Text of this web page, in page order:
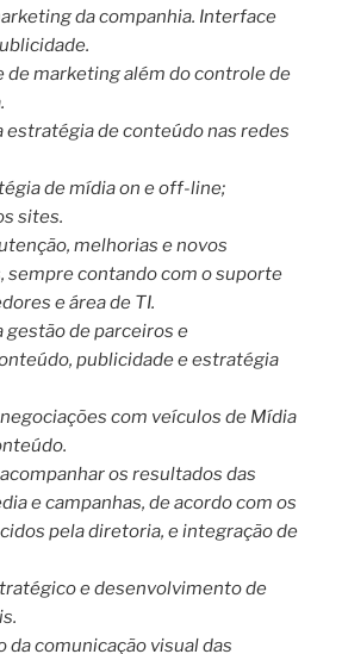
da companhia. Interface
de marketing além do controle de
estratégia de conteúdo nas redes
de mídia on e off-line;
sites.
melhorias e novos
sempre contando com o suporte
e área de TI.
gestão de parceiros e
publicidade e estratégia
com veículos de Mídia
os resultados das
e campanhas, de acordo com os
pela diretoria, e integração de
e desenvolvimento de
da comunicação visual das